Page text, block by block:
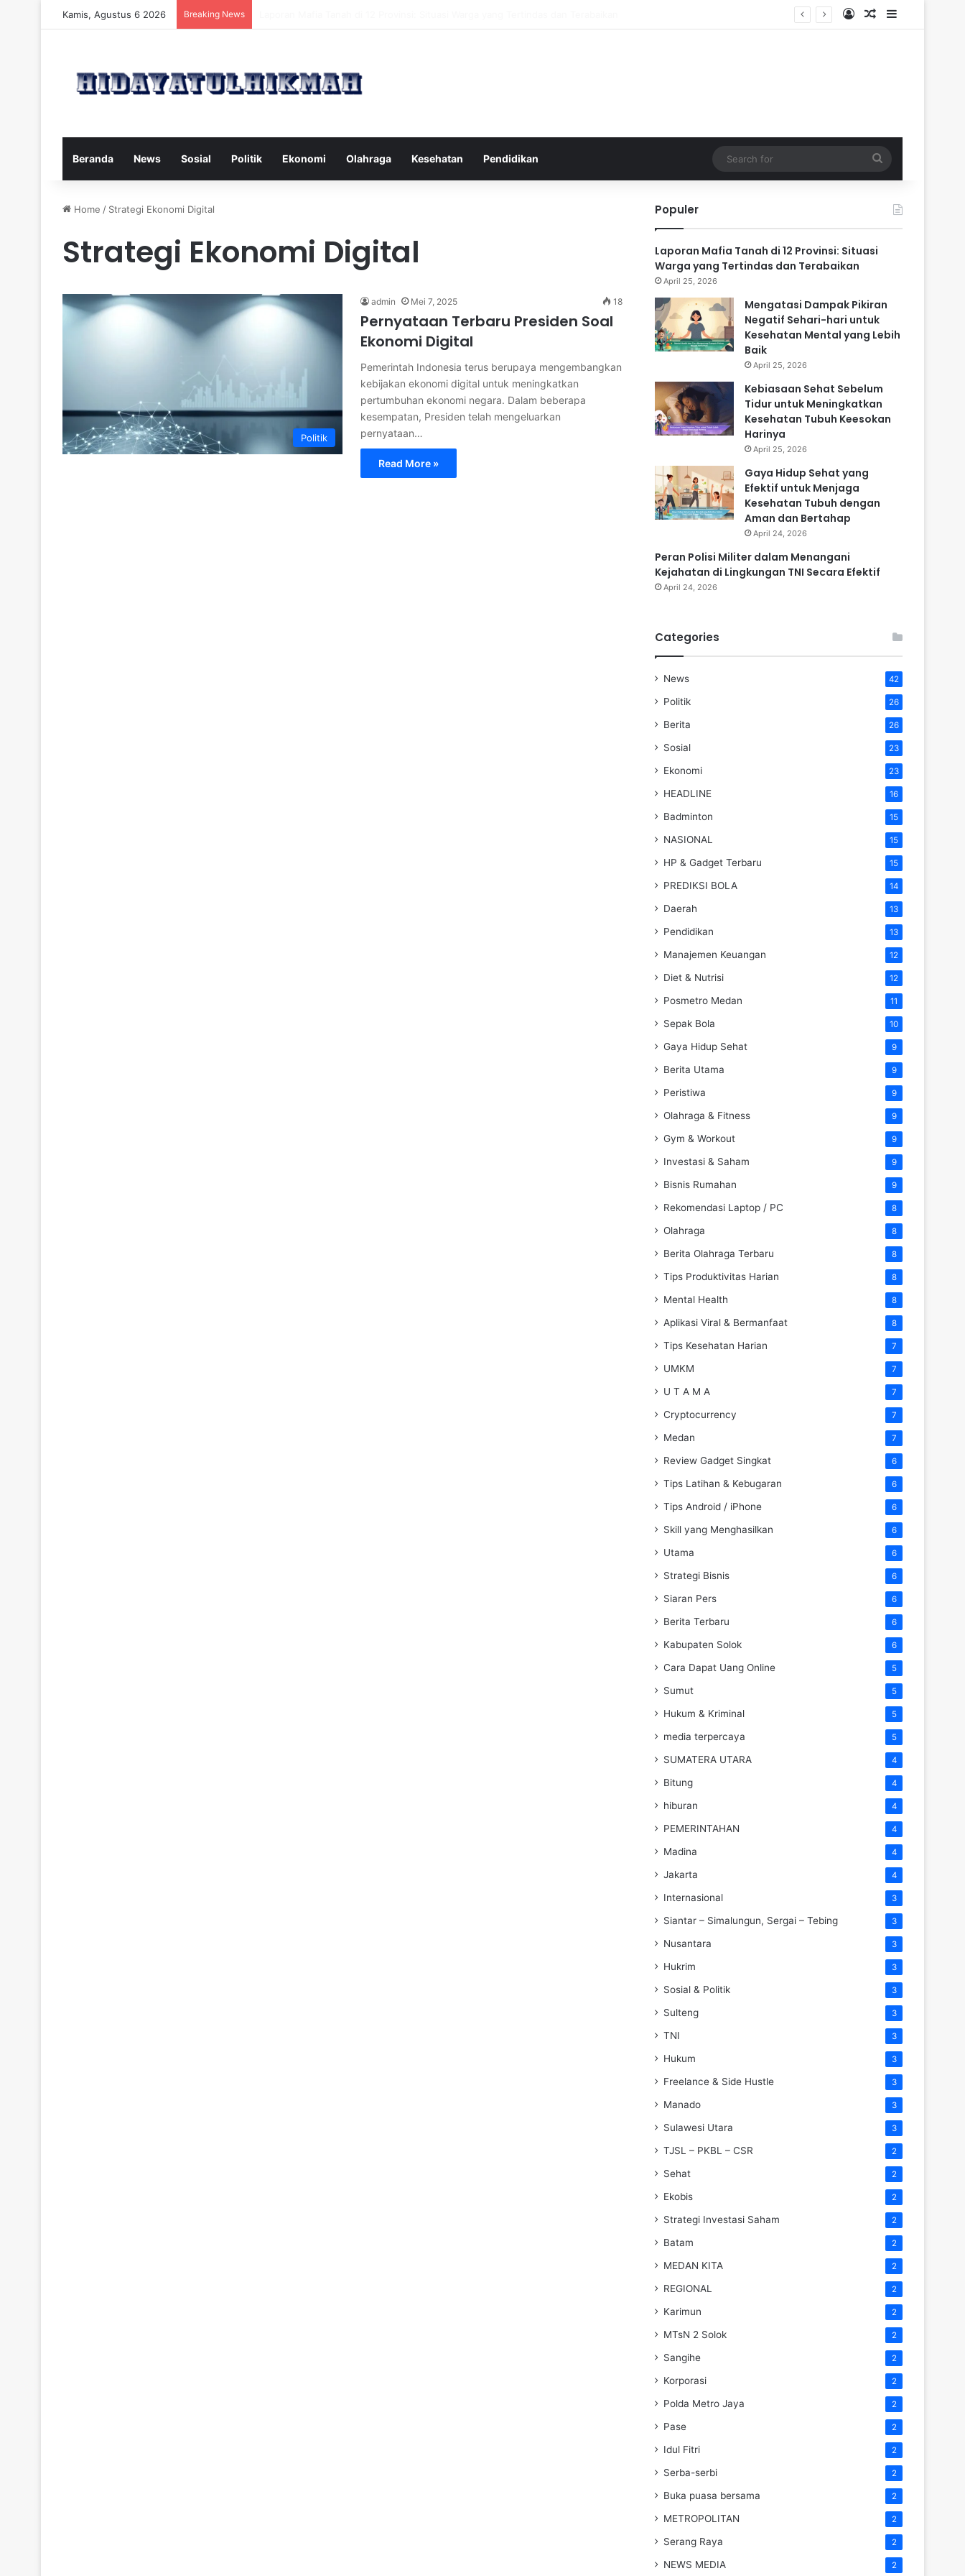
Kamis, Agustus 6 2026 Breaking News Log InRandom Article
Sidebar
Beranda News Sosial Politik Ekonomi Olahraga Kesehatan Pendidikan
for
Home / Strategi Ekonomi Digital
Strategi Ekonomi Digital
Politik
admin Mei 7, 2025 18
Pernyataan Terbaru Presiden Soal
Ekonomi Digital
Pemerintah Indonesia terus berupaya mengembangkan
kebijakan ekonomi digital untuk meningkatkan
pertumbuhan ekonomi negara. Dalam beberapa
kesempatan, Presiden telah mengeluarkan
pernyataan…
Read More »
Populer
Laporan Mafia Tanah di 12 Provinsi: Situasi
Warga yang Tertindas dan Terabaikan
April 25, 2026
Mengatasi Dampak Pikiran
Negatif Sehari-hari untuk
Kesehatan Mental yang Lebih
Baik
April 25, 2026
Kebiasaan Sehat Sebelum
Tidur untuk Meningkatkan
Kesehatan Tubuh Keesokan
Harinya
April 25, 2026
Gaya Hidup Sehat yang
Efektif untuk Menjaga
Kesehatan Tubuh dengan
Aman dan Bertahap
April 24, 2026
Peran Polisi Militer dalam Menangani
Kejahatan di Lingkungan TNI Secara Efektif
April 24, 2026
Categories
News 42
Politik 26
Berita 26
Sosial 23
Ekonomi 23
HEADLINE 16
Badminton 15
NASIONAL 15
HP & Gadget Terbaru 15
PREDIKSI BOLA 14
Daerah 13
Pendidikan 13
Manajemen Keuangan 12
Diet & Nutrisi 12
Posmetro Medan 11
Sepak Bola 10
Gaya Hidup Sehat 9
Berita Utama 9
Peristiwa 9
Olahraga & Fitness 9
Gym & Workout 9
Investasi & Saham 9
Bisnis Rumahan 9
Rekomendasi Laptop / PC 8
Olahraga 8
Berita Olahraga Terbaru 8
Tips Produktivitas Harian 8
Mental Health 8
Aplikasi Viral & Bermanfaat 8
Tips Kesehatan Harian 7
UMKM 7
U T A M A 7
Cryptocurrency 7
Medan 7
Review Gadget Singkat 6
Tips Latihan & Kebugaran 6
Tips Android / iPhone 6
Skill yang Menghasilkan 6
Utama 6
Strategi Bisnis 6
Siaran Pers 6
Berita Terbaru 6
Kabupaten Solok 6
Cara Dapat Uang Online 5
Sumut 5
Hukum & Kriminal 5
media terpercaya 5
SUMATERA UTARA 4
Bitung 4
hiburan 4
PEMERINTAHAN 4
Madina 4
Jakarta 4
Internasional 3
Siantar – Simalungun, Sergai – Tebing 3
Nusantara 3
Hukrim 3
Sosial & Politik 3
Sulteng 3
TNI 3
Hukum 3
Freelance & Side Hustle 3
Manado 3
Sulawesi Utara 3
TJSL – PKBL – CSR 2
Sehat 2
Ekobis 2
Strategi Investasi Saham 2
Batam 2
MEDAN KITA 2
REGIONAL 2
Karimun 2
MTsN 2 Solok 2
Sangihe 2
Korporasi 2
Polda Metro Jaya 2
Pase 2
Idul Fitri 2
Serba-serbi 2
Buka puasa bersama 2
METROPOLITAN 2
Serang Raya 2
NEWS MEDIA 2